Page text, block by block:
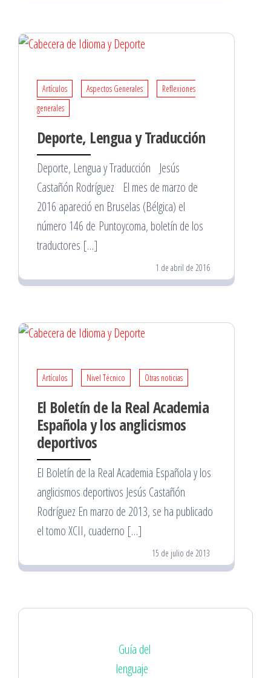
Artículos Aspectos Generales
Reflexiones
generales
Deporte, Lengua y Traducción
Deporte, Lengua y Traducción Jesús
Castañón Rodríguez El mes de marzo de
2016 apareció en Bruselas (Bélgica) el
número 146 de Puntoycoma, boletín de los
traductores […]
1 de abril de 2016
Artículos Nivel Técnico Otras noticias
El Boletín de la Real Academia
Española y los anglicismos
deportivos
El Boletín de la Real Academia Española y los
anglicismos deportivos Jesús Castañón
Rodríguez En marzo de 2013, se ha publicado
el tomo XCII, cuaderno […]
15 de julio de 2013
Guía del
lenguaje